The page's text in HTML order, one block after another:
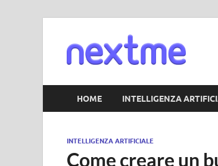
HOME INTELLIGENZA
INTELLIGENZA ARTIFICIALE
Come creare un